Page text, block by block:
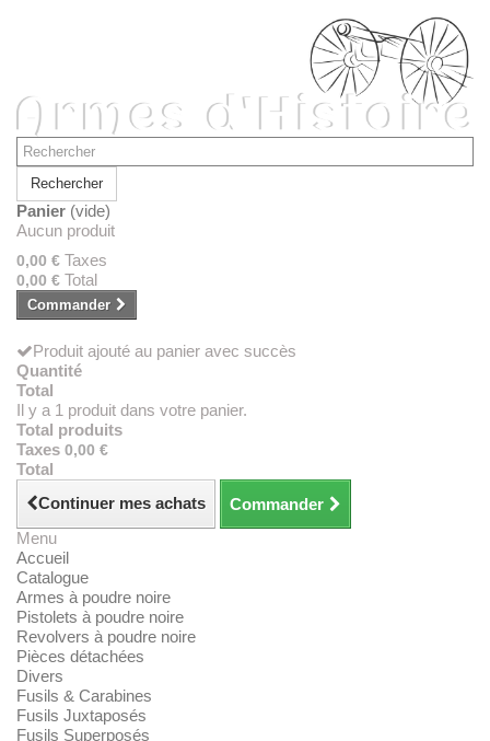
Rechercher
Panier (vide)
Aucun produit
0,00 € Taxes
0,00 € Total
Commander
Produit ajouté au panier avec succès
Quantité
Total
Il y a 1 produit dans votre panier.
Total produits
Taxes 0,00 €
Total
Continuer mes achats
Commander
Menu
Accueil
Catalogue
Armes à poudre noire
Pistolets à poudre noire
Revolvers à poudre noire
Pièces détachées
Divers
Fusils & Carabines
Fusils Juxtaposés
Fusils Superposés